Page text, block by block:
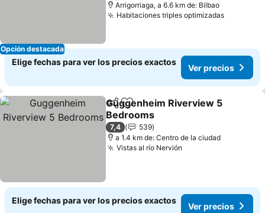
Opción destacada
Arrigorriaga, a 6.6 km de: Bilbao
Habitaciones triples optimizadasVer
Elige fechas para ver los precios exactos
Ver precios
CompartirAgregar a favoritos
Guggenheim Riverview 5
Bedrooms
Ver precios
7,4
539
a 1.4 km de: Centro de la ciudad
Vistas al río Nervión
Elige fechas para ver los precios exactos
Ver precios